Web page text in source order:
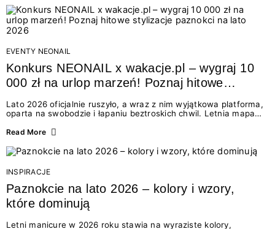
zmysłami: przez soczysty kolor, aksamitną teksturę,
orzeźwiający zapach i słodki akcent na podniebieniu. Tego lata
NEONAIL łączy siły z marką Willisch, tworząc unikalny projekt
na styku jedzenia i piękna....
EVENTY NEONAIL
Konkurs NEONAIL x wakacje.pl – wygraj 10
000 zł na urlop marzeń! Poznaj hitowe
Lato 2026 oficjalnie ruszyło, a wraz z nim wyjątkowa platforma,
oparta na swobodzie i łapaniu beztroskich chwil. Letnia mapa
doświadczenia wakacji – od spontanicznych wyjazdów, przez
Motywem przewodnim jest eksplorowanie i kolekcjonowanie
letnich momentów. Z tej okazji przygotowaliśmy coś absolutnie
wyjątkowego: wielki konkurs z wakacje.pl oraz dawkę
najgorętszych trendów w...
Read More
INSPIRACJE
Paznokcie na lato 2026 – kolory i wzory,
które dominują
Letni manicure w 2026 roku stawia na wyraziste kolory,